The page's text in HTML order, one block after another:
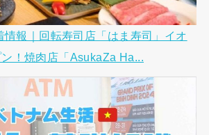
情報｜回転寿司店「はま寿司」イオ
！焼肉店「AsukaZa Ha...